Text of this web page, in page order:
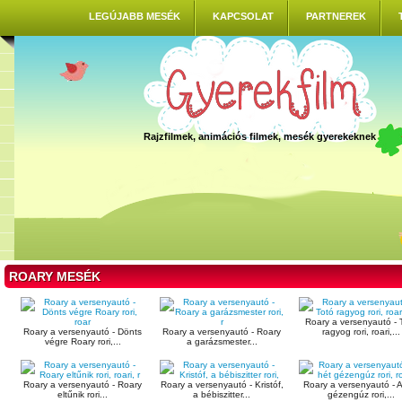
LEGÚJABB MESÉK KAPCSOLAT PARTNEREK
Rajzfilmek, animációs filmek, mesék gyerekeknek
ROARY MESÉK
Roary a versenyautó - Dönts
végre Roary rori,...
Roary a versenyautó - Roary
a garázsmester...
Roary a versenyautó -
ragyog rori, roari,...
Roary a versenyautó - Roary
eltűnik rori...
Roary a versenyautó - Kristóf,
a bébiszitter...
Roary a versenyautó -
gézengúz rori,...